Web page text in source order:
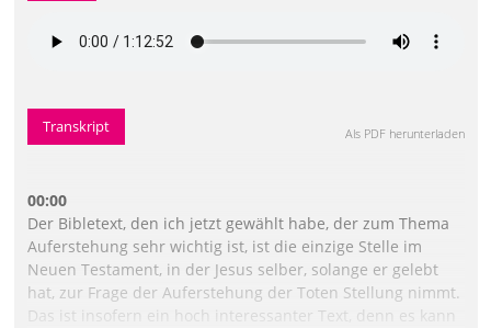
Transkript Als PDF herunterladen
00:00
Der Bibletext, den ich jetzt gewählt habe, der zum Thema
Auferstehung sehr wichtig ist, ist die einzige Stelle im
Neuen Testament, in der Jesus selber, solange er gelebt
hat, zur Frage der Auferstehung der Toten Stellung nimmt.
Das ist insofern ein hoch interessanter Text, denn es kann